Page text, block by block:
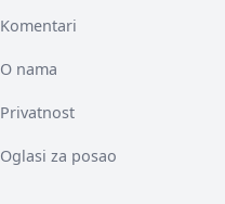
Komentari
O nama
Privatnost
Oglasi za posao